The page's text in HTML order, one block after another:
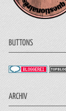
BUTTONS
ARCHIV